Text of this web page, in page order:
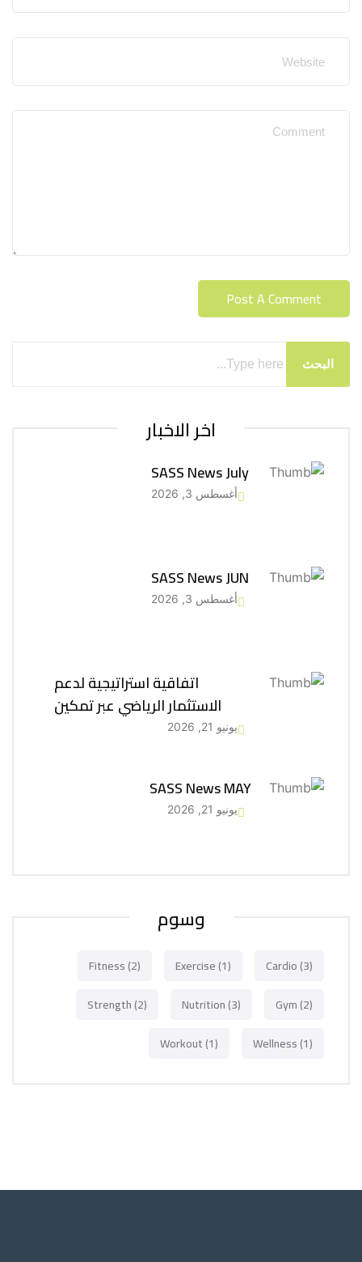
البحث
اخر الاخبار
SASS News July
أغسطس 3, 2026
SASS News JUN
أغسطس 3, 2026
اتفاقية استراتيجية لدعم
الاستثمار الرياضي عبر تمكين
يونيو 21, 2026
SASS News MAY
يونيو 21, 2026
وسوم
Cardio(3)
Exercise(1)
Fitness(2)
Gym(2)
Nutrition(3)
Strength(2)
Wellness(1)
Workout(1)